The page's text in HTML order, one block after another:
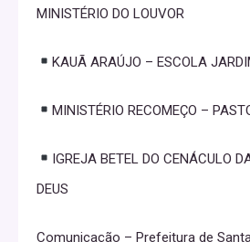
MINISTÉRIO DO LOUVOR
KAUÃ ARAÚJO – ESCOLA
MINISTÉRIO RECOMEÇO –
IGREJA BETEL DO CENÁCULO
DEUS
Comunicação – Prefeitura de